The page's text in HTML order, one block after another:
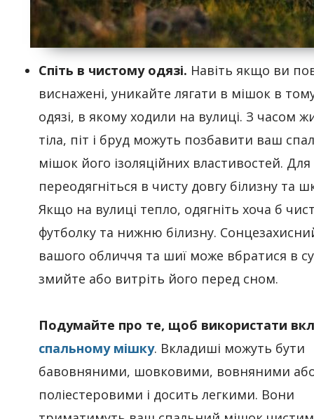
Спіть в чистому одязі. Навіть якщо ви
виснажені, уникайте лягати в мішок в
одязі, в якому ходили на вулиці. З часом
тіла, піт і бруд можуть позбавити ваш
мішок його ізоляційних властивостей. Для
переодягніться в чисту довгу білизну та
Якщо на вулиці тепло, одягніть хоча б
футболку та нижню білизну.
вашого обличчя та шиї може вбратися в
змийте або витріть його перед сном.
Подумайте про те, щоб використати
спальному мішку. Вкладиші можуть бути
бавовняними, шовковими, вовняними
поліестеровими і досить легкими. Вони